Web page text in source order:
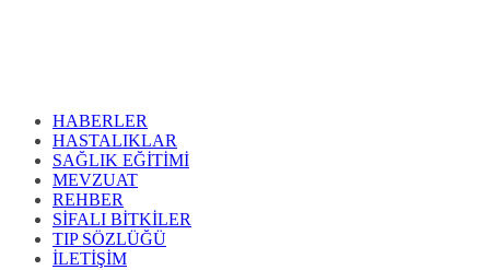
HABERLER
HASTALIKLAR
SAĞLIK EĞİTİMİ
MEVZUAT
REHBER
SİFALI BİTKİLER
TIP SÖZLÜĞÜ
İLETİŞİM